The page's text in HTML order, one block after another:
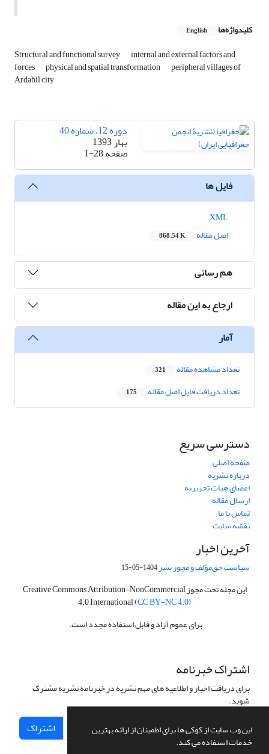
این وب سایت از کوکی ها برای اطمینان از ارائه بهترین
خدمات استفاده می کند.
کلیدواژه‌ها English
Structural and functional survey internal and external factors and
forces physical and spatial transformation peripheral villages of
Ardabil city
دوره 12، شماره 40
بهار 1393
صفحه1-28
فایل ها
اصل مقاله
868.54 K
هم رسانی
ارجاع به این مقاله
آمار
تعداد مشاهده مقاله 321
تعداد دریافت فایل اصل مقاله 175
دسترسی سریع
صفحه اصلی
درباره نشریه
اعضای هیات تحریریه
ارسال مقاله
تماس با ما
نقشه سایت
آخرین اخبار
سیاست حق‌مؤلف و مجوز نشر1404-05-15
این مجله تحت مجوز Creative Commons Attribution-NonCommercial
4.0 International (CC BY-NC 4.0)
برای عموم آزاد و قابل استفاده مجدد است.
اشتراک خبرنامه
برای دریافت اخبار و اطلاعیه های مهم نشریه در خبرنامه نشریه مشترک
شوید.
اشتراک